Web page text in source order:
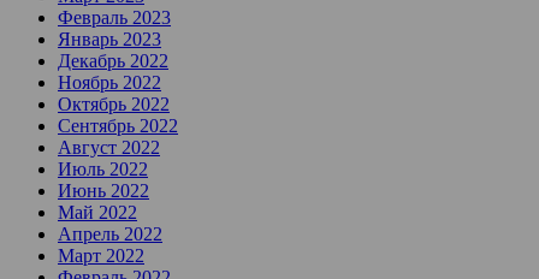
Февраль 2023
Январь 2023
Декабрь 2022
Ноябрь 2022
Октябрь 2022
Сентябрь 2022
Август 2022
Июль 2022
Июнь 2022
Май 2022
Апрель 2022
Март 2022